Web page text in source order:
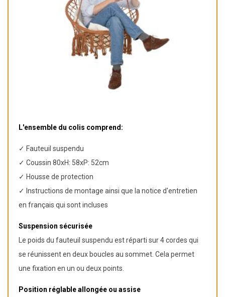
L'ensemble du colis comprend:
✓ Fauteuil suspendu
✓ Coussin 80xH: 58xP: 52cm
✓ Housse de protection
✓ Instructions de montage ainsi que la notice d'entretien
en français qui sont incluses
Suspension sécurisée
Le poids du fauteuil suspendu est réparti sur 4 cordes qui
se réunissent en deux boucles au sommet. Cela permet
une fixation en un ou deux points.
Position réglable allongée ou assise